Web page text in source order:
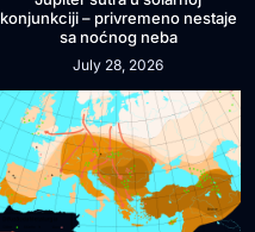
konjunkciji – privremeno nestaje
sa noćnog neba
July 28, 2026